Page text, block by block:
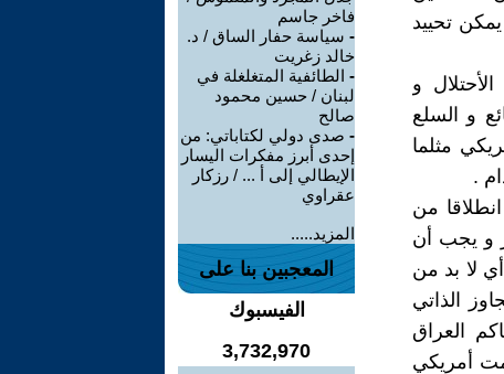
تحييد
و
و السلع
مثلما
.
من
و يجب أن
لا بد من
الذاتي
العراق
أمريكي
فاخر جاسم
- سياسة حفار الساق / د.
خالد زغريت
- الطائفية المتغلغلة في
لبنان / حسين محمود
صالح
- صدى دولي لكتاباتي: من
إحدى أبرز مفكرات اليسار
الإيطالي إلى أ ... / رزكار
عقراوي
المزيد.....
المعجبين بنا على
الفيسبوك
3,732,970